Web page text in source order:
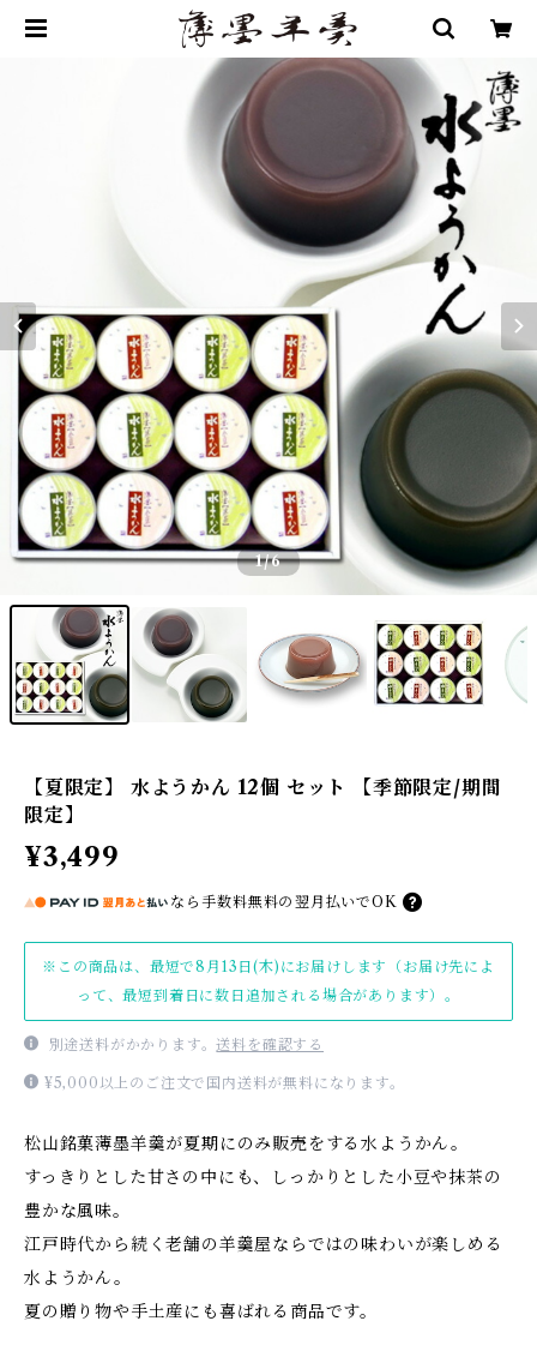
1/6
【夏限定】 水ようかん 12個 セット 【季節限定/期間
限定】
¥3,499
なら 手数料無料の 翌月払いでOK
※この商品は、最短で8月13日(木)にお届けします（お届け先によ
って、最短到着日に数日追加される場合があります）。
別途送料がかかります。送料を確認する
¥5,000以上のご注文で国内送料が無料になります。
松山銘菓薄墨羊羹が夏期にのみ販売をする水ようかん。
すっきりとした甘さの中にも、しっかりとした小豆や抹茶の
豊かな風味。
江戸時代から続く老舗の羊羹屋ならではの味わいが楽しめる
水ようかん。
夏の贈り物や手土産にも喜ばれる商品です。